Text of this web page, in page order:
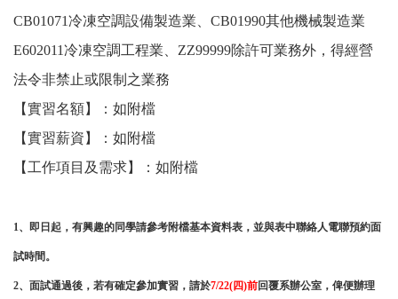
CB01071冷凍空調設備製造業、CB01990其他機械製造業
E602011冷凍空調工程業、ZZ99999除許可業務外，得經營
法令非禁止或限制之業務
【實習名額】：如附檔
【實習薪資】：如附檔
【工作項目及需求】：如附檔
1、即日起，有興趣的同學請參考附檔基本資料表，並與表中聯絡人電聯預約面
試時間。
2、面試通過後，若有確定參加實習，請於7/22(四)前回覆系辦公室，俾便辦理